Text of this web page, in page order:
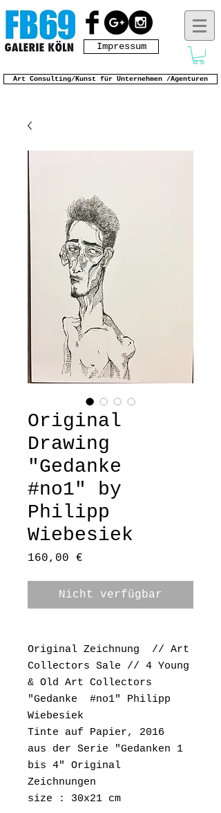
Impressum
Art Consulting/Kunst für Unternehmen /Agenturen
Original
Drawing
"Gedanke
#no1" by
Philipp
Wiebesiek
160,00 €
Nicht verfügbar
Original Zeichnung // Art
Collectors Sale // 4 Young
& Old Art Collectors
"Gedanke #no1" Philipp
Wiebesiek
Tinte auf Papier, 2016
aus der Serie "Gedanken 1
bis 4" Original
Zeichnungen
size : 30x21 cm